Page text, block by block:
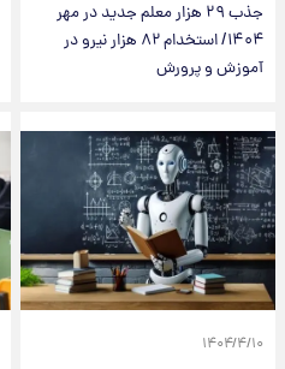
جذب ۲۹ هزار معلم جدید در مهر
۱۴۰۴/ استخدام ۸۲ هزار نیرو در
آموزش و پرورش
۱۴۰۴/۴/۱۰